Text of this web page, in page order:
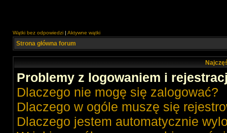
Wątki bez odpowiedzi | Aktywne wątki
Strona główna forum
Problemy z logowaniem i
Dlaczego nie mogę się zalogować?
Dlaczego w ogóle muszę się
Dlaczego jestem automatycznie